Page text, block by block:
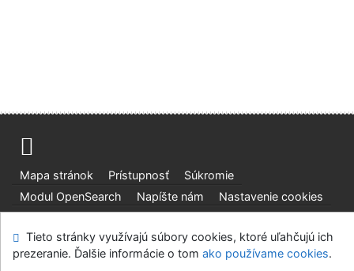
Mapa stránok Prístupnosť
Súkromie
Modul OpenSearch
Napíšte nám Nastavenie cookies
Slovenská lesnícka a drevárska knižnica pri Technickej
univerzite vo Zvolene
Tieto stránky využívajú súbory cookies, ktoré uľahčujú ich
prezeranie. Ďalšie informácie o tom ako používame cookies.